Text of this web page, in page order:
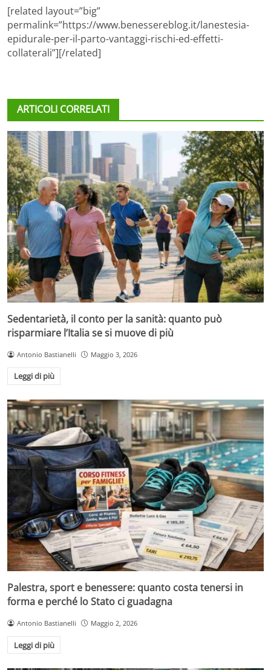
[related layout=”big”
permalink=”https://www.benessereblog.it/lanestesia-
epidurale-per-il-parto-vantaggi-rischi-ed-effetti-
collaterali”][/related]
ARTICOLI CORRELATI
Sedentarietà, il conto per la sanità: quanto può
risparmiare l’Italia se si muove di più
Antonio Bastianelli Maggio 3, 2026
Leggi di più
Palestra, sport e benessere: quanto costa tenersi in
forma e perché lo Stato ci guadagna
Antonio Bastianelli Maggio 2, 2026
Leggi di più